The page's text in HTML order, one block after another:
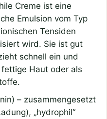
Creme ist eine
Emulsion vom Typ
Tensiden
wird. Sie ist gut
schnell ein und
Haut oder als
– zusammengesetzt
„hydrophil“